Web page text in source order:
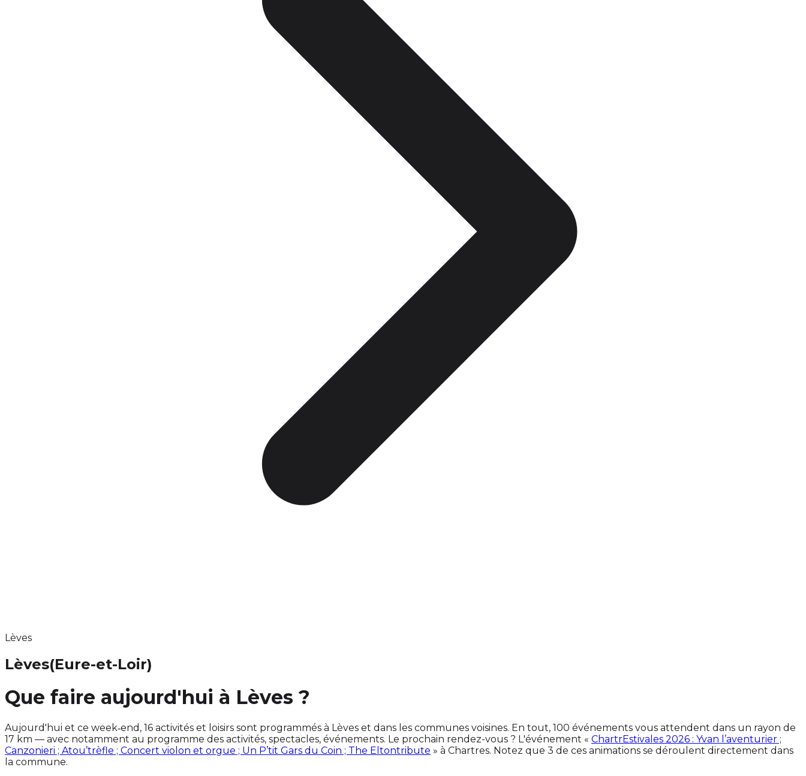
Lèves
Lèves(Eure-et-Loir)
Que faire aujourd'hui à Lèves ?
Aujourd'hui et ce week‑end, 16 activités et loisirs sont programmés à Lèves et dans les communes voisines. En tout, 100 événements vous attendent dans un rayon de
17 km — avec notamment au programme des activités, spectacles, événements. Le prochain rendez-vous ? L'événement « ChartrEstivales 2026 : Yvan l’aventurier ;
Canzonieri ; Atou’trèfle ; Concert violon et orgue ; Un P’tit Gars du Coin ; The Eltontribute » à Chartres. Notez que 3 de ces animations se déroulent directement dans
la commune.